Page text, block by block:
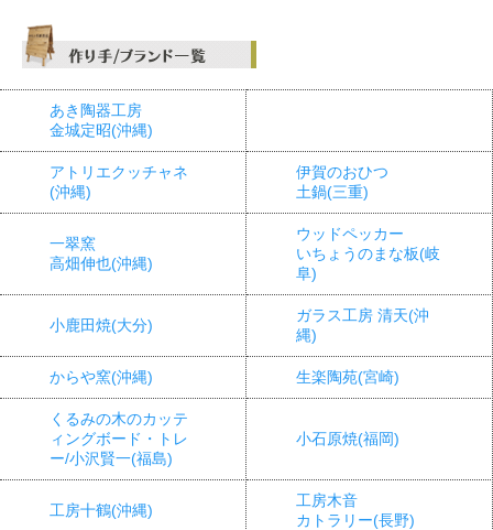
あき陶器工房
金城定昭(沖縄)
アトリエクッチャネ
(沖縄)
伊賀のおひつ
土鍋(三重)
一翠窯
高畑伸也(沖縄)
ウッドペッカー
いちょうのまな板(岐
阜)
小鹿田焼(大分)
ガラス工房 清天(沖
縄)
からや窯(沖縄) 生楽陶苑(宮崎)
くるみの木のカッテ
ィングボード・トレ
ー/小沢賢一(福島)
小石原焼(福岡)
工房十鶴(沖縄)
工房木音
カトラリー(長野)